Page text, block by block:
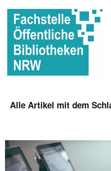
Alle Artikel mit dem